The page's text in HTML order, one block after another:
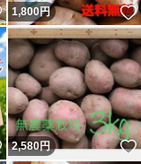
いいね！
1,800 円
いいね！
2,580円